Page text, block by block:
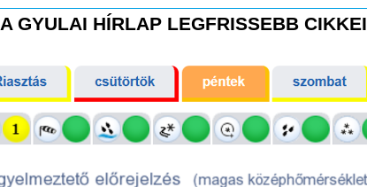
A GYULAI HÍRLAP LEGFRISSEBB CIKKEI